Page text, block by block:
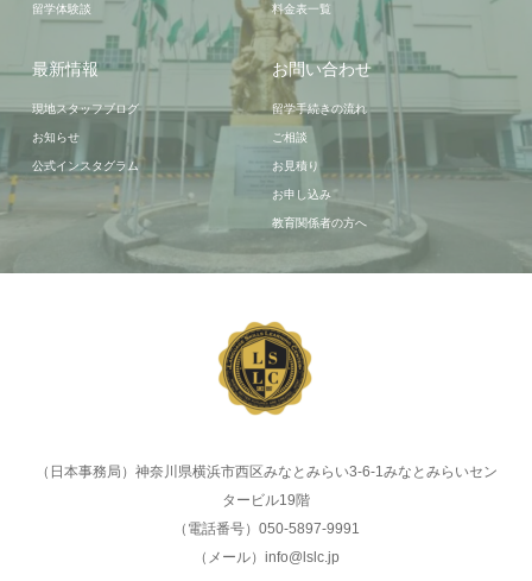
留学体験談 料金表一覧
最新情報
現地スタッフブログ
お知らせ
公式インスタグラム
お問い合わせ
留学手続きの流れ
ご相談
お見積り
お申し込み
教育関係者の方へ
（日本事務局）神奈川県横浜市西区みなとみらい3-6-1みなとみらいセン
タービル19階
（電話番号）050-5897-9991
（メール）info@lslc.jp